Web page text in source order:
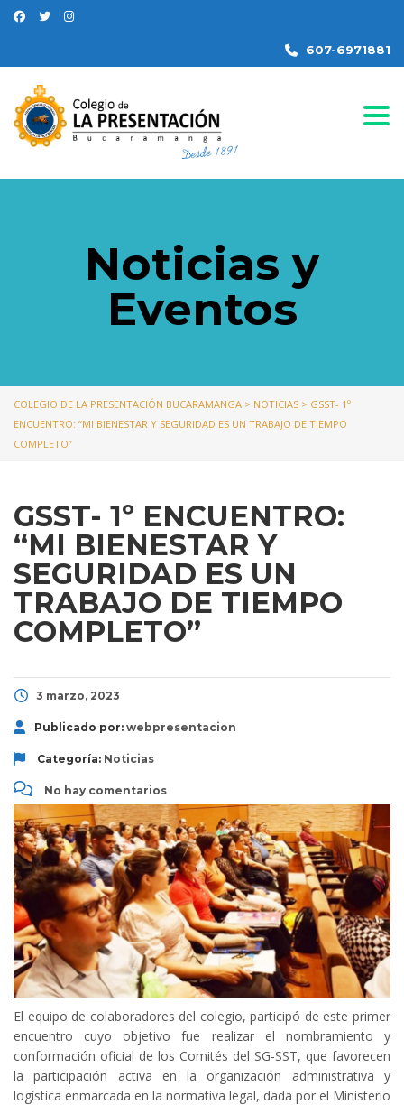
607-6971881
Noticias y
Eventos
COLEGIO DE LA PRESENTACIÓN BUCARAMANGA > NOTICIAS > GSST- 1º
ENCUENTRO: “MI BIENESTAR Y SEGURIDAD ES UN TRABAJO DE TIEMPO
COMPLETO”
GSST- 1º ENCUENTRO:
“MI BIENESTAR Y
SEGURIDAD ES UN
TRABAJO DE TIEMPO
COMPLETO”
3 marzo, 2023
Publicado por: webpresentacion
Categoría: Noticias
No hay comentarios
El equipo de colaboradores del colegio, participó de este primer
encuentro cuyo objetivo fue realizar el nombramiento y
conformación oficial de los Comités del SG-SST, que favorecen
la participación activa en la organización administrativa y
logística enmarcada en la normativa legal, dada por el Ministerio